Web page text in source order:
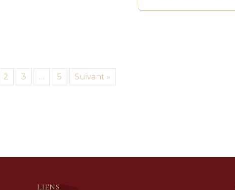
2 3 … 5 Suivant »
LIENS